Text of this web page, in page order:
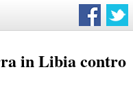
in Libia contro